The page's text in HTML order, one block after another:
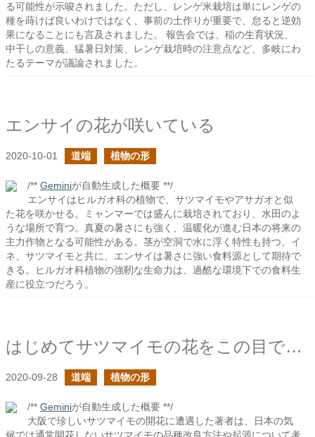
る可能性が示唆されました。ただし、レンゲ米栽培は単にレンゲの
種を蒔けば良いわけではなく、事前の土作りが重要で、怠ると逆効
果になることにも言及されました。 報告会では、稲の生育状況、
中干しの意義、猛暑日対策、レンゲ栽培時の注意点など、多岐にわ
たるテーマが議論されました。
エンサイの花が咲いている
2020-10-01 道端 植物の形
/** Geminiが自動生成した概要 **/
エンサイはヒルガオ科の植物で、サツマイモやアサガオと似
た花を咲かせる。ミャンマーでは盛んに栽培されており、水田のよ
うな場所で育つ。真夏の暑さにも強く、温暖化が進む日本の将来の
主力作物となる可能性がある。茎が空洞で水に浮く特性も持つ。イ
ネ、サツマイモと共に、エンサイは暑さに強い食料源として期待で
きる。ヒルガオ科植物の強靭な生命力は、過酷な環境下での食料生
産に役立つだろう。
はじめてサツマイモの花をこの目で見たよ
2020-09-28 道端 植物の形
/** Geminiが自動生成した概要 **/
大阪で珍しいサツマイモの開花に遭遇した著者は、日本の気